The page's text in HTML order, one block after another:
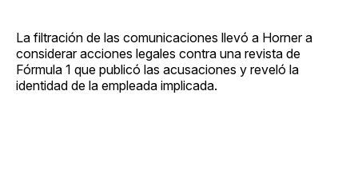
La filtración de las comunicaciones llevó a Horner a
considerar acciones legales contra una revista de
Fórmula 1 que publicó las acusaciones y reveló la
identidad de la empleada implicada.